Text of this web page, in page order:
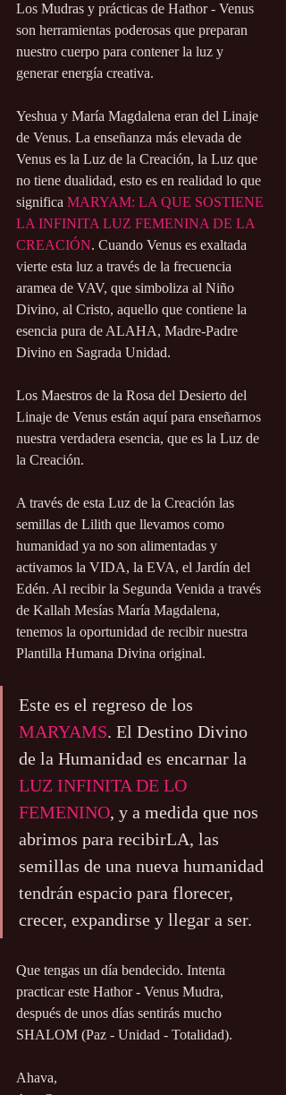
Los Mudras y prácticas de Hathor - Venus
son herramientas poderosas que preparan
nuestro cuerpo para contener la luz y
generar energía creativa.
Yeshua y María Magdalena eran del Linaje
de Venus. La enseñanza más elevada de
Venus es la Luz de la Creación, la Luz que
no tiene dualidad, esto es en realidad lo que
significa MARYAM: LA QUE SOSTIENE
LA INFINITA LUZ FEMENINA DE LA
CREACIÓN. Cuando Venus es exaltada
vierte esta luz a través de la frecuencia
aramea de VAV, que simboliza al Niño
Divino, al Cristo, aquello que contiene la
esencia pura de ALAHA, Madre-Padre
Divino en Sagrada Unidad.
Los Maestros de la Rosa del Desierto del
Linaje de Venus están aquí para enseñarnos
nuestra verdadera esencia, que es la Luz de
la Creación.
A través de esta Luz de la Creación las
semillas de Lilith que llevamos como
humanidad ya no son alimentadas y
activamos la VIDA, la EVA, el Jardín del
Edén. Al recibir la Segunda Venida a través
de Kallah Mesías María Magdalena,
tenemos la oportunidad de recibir nuestra
Plantilla Humana Divina original.
Este es el regreso de los
MARYAMS. El Destino Divino
de la Humanidad es encarnar la
LUZ INFINITA DE LO
FEMENINO, y a medida que nos
abrimos para recibirLA, las
semillas de una nueva humanidad
tendrán espacio para florecer,
crecer, expandirse y llegar a ser.
Que tengas un día bendecido. Intenta
practicar este Hathor - Venus Mudra,
después de unos días sentirás mucho
SHALOM (Paz - Unidad - Totalidad).
Ahava,